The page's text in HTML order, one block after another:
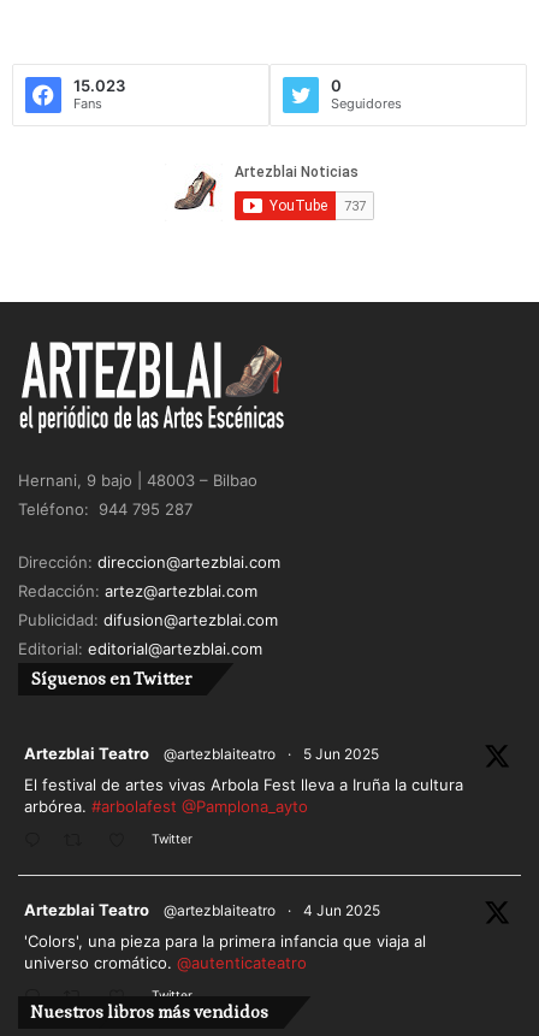
15.023
Fans
0
Seguidores
Hernani, 9 bajo | 48003 – Bilbao
Teléfono: 944 795 287
Dirección: direccion@artezblai.com
Redacción: artez@artezblai.com
Publicidad: difusion@artezblai.com
Editorial: editorial@artezblai.com
Síguenos en Twitter
Artezblai Teatro @artezblaiteatro · 5 Jun 2025
El festival de artes vivas Arbola Fest lleva a Iruña la cultura
arbórea. #arbolafest @Pamplona_ayto
Twitter
Artezblai Teatro @artezblaiteatro · 4 Jun 2025
'Colors', una pieza para la primera infancia que viaja al
universo cromático. @autenticateatro
Twitter
Nuestros libros más vendidos